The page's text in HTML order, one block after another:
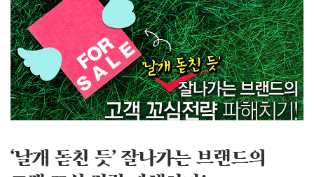
전화번호가 있는데요. 02)332-5611와 02)332-5615 이 두
번호로 많은 분들께서 윤서체와 관련한 문의를 주고 계세요.
오늘은 윤디자인연구소 대표 전화번호로 가장 많이 문의 오는
부분들을 알려드릴까 합니다. 이름하여, ‘윤디자인연구소의
윤서체, 무엇이든 물어보세요~’ 빠밤! Q. 윤서체를 구매하고
싶은데요. 어떻게 구매할 수 있나요? 현재
윤디자인연구소에서는 ..
‘날개 돋친 듯’ 잘나가는 브랜드의